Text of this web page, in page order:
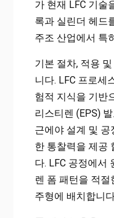
가 현재 LFC 기술
록과 실린더 헤드
주조 산업에서 특
기본 절차, 적용
니다. LFC 프로세
험적 지식을 기반
리스티렌 (EPS)
근에야 설계 및
한 통찰력을 제공
다. LFC 공정에서
렌 폼 패턴을 적
주형에 배치합니